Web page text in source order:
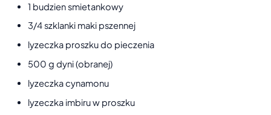
1 budzien smietankowy
3/4 szklanki maki pszennej
lyzeczka proszku do pieczenia
500 g dyni (obranej)
lyzeczka cynamonu
lyzeczka imbiru w proszku